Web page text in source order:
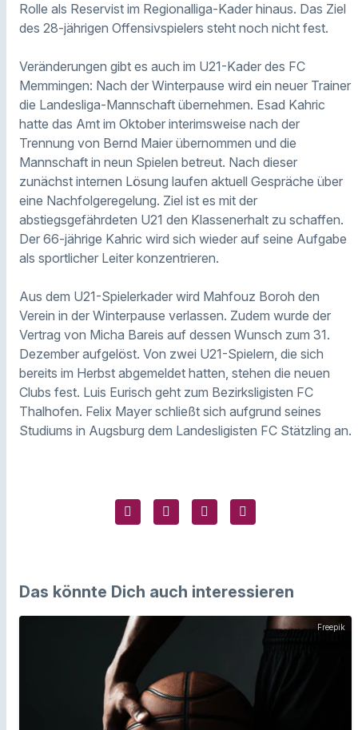
Rolle als Reservist im Regionalliga-Kader hinaus. Das Ziel
des 28-jährigen Offensivspielers steht noch nicht fest.
Veränderungen gibt es auch im U21-Kader des FC
Memmingen: Nach der Winterpause wird ein neuer Trainer
die Landesliga-Mannschaft übernehmen. Esad Kahric
hatte das Amt im Oktober interimsweise nach der
Trennung von Bernd Maier übernommen und die
Mannschaft in neun Spielen betreut. Nach dieser
zunächst internen Lösung laufen aktuell Gespräche über
eine Nachfolgeregelung. Ziel ist es mit der
abstiegsgefährdeten U21 den Klassenerhalt zu schaffen.
Der 66-jährige Kahric wird sich wieder auf seine Aufgabe
als sportlicher Leiter konzentrieren.
Aus dem U21-Spielerkader wird Mahfouz Boroh den
Verein in der Winterpause verlassen. Zudem wurde der
Vertrag von Micha Bareis auf dessen Wunsch zum 31.
Dezember aufgelöst. Von zwei U21-Spielern, die sich
bereits im Herbst abgemeldet hatten, stehen die neuen
Clubs fest. Luis Eurisch geht zum Bezirksligisten FC
Thalhofen. Felix Mayer schließt sich aufgrund seines
Studiums in Augsburg dem Landesligisten FC Stätzling an.
Das könnte Dich auch interessieren
Freepik